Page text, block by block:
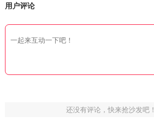
用户评论
还没有评论，快来抢沙发吧！